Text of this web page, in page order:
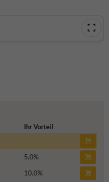
Ihr Vorteil
5,0%
10,0%